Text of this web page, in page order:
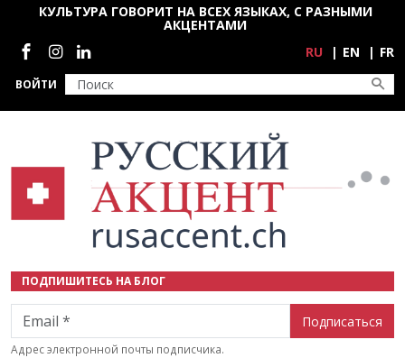
Перейти к основному содержанию
ВОЙТИ
КУЛЬТУРА ГОВОРИТ НА ВСЕХ ЯЗЫКАХ, С РАЗНЫМИ
АКЦЕНТАМИ
Социальные сети
RU EN FR
ПОДПИШИТЕСЬ НА БЛОГ
Email
Адрес электронной почты подписчика.